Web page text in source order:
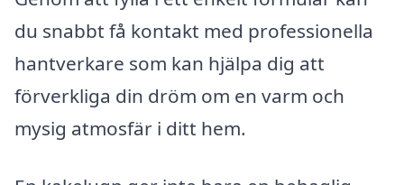
du snabbt få kontakt med professionella
hantverkare som kan hjälpa dig att
förverkliga din dröm om en varm och
mysig atmosfär i ditt hem.